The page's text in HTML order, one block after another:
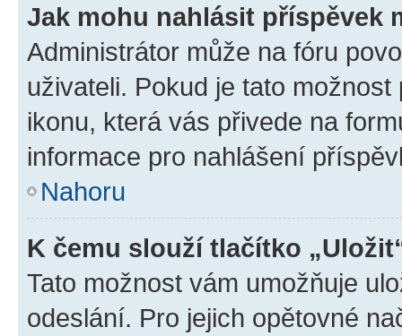
Jak mohu nahlásit příspěvek
Administrátor může na fóru
uživateli. Pokud je tato
ikonu, která vás přivede na
informace pro nahlášení
Nahoru
K čemu slouží tlačítko
Tato možnost vám umožňuje
odeslání. Pro jejich opětovné